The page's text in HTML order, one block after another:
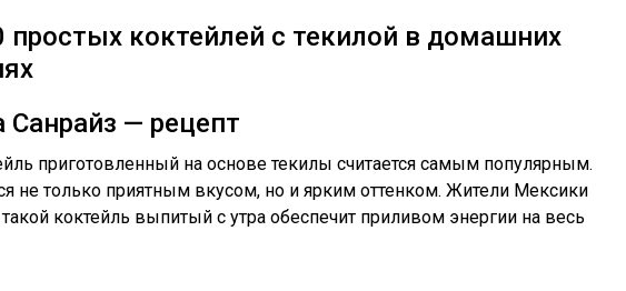
простых коктейлей с текилой в домашних
Санрайз — рецепт
приготовленный на основе текилы считается самым популярным.
не только приятным вкусом, но и ярким оттенком. Жители Мексики
такой коктейль выпитый с утра обеспечит приливом энергии на весь